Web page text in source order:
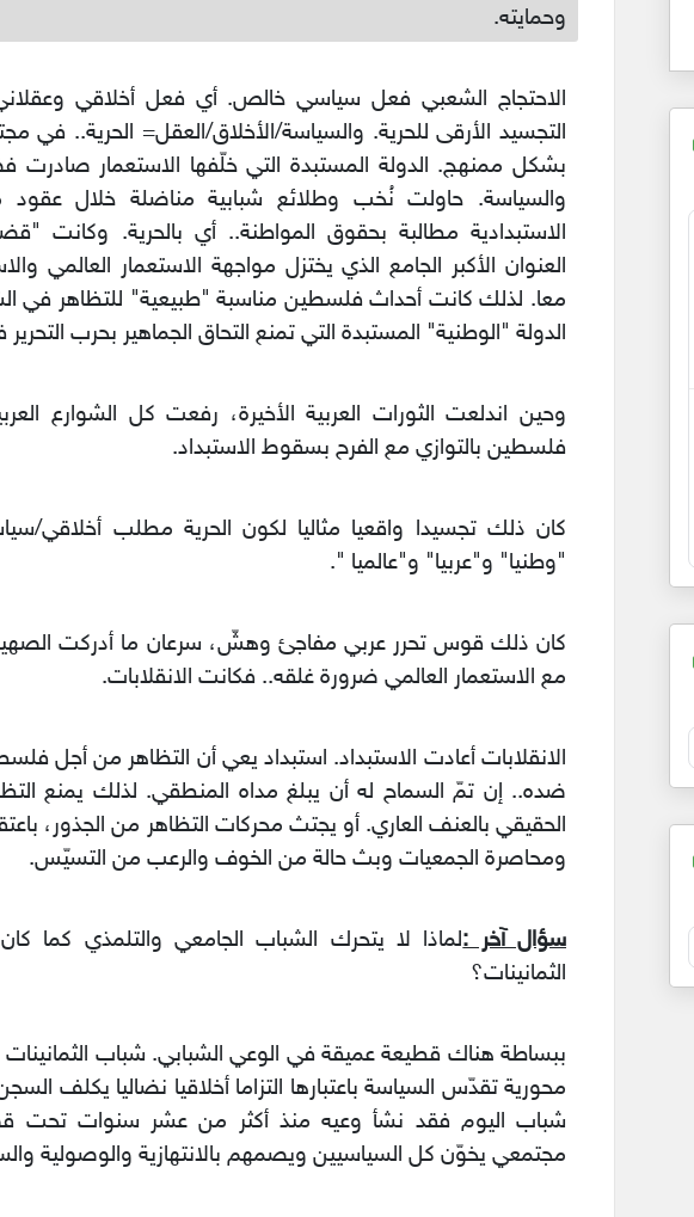
وحمايته.
الاحتجاج الشعبي فعل سياسي خالص. أي فعل أخلاقي
التجسيد الأرقى للحرية. والسياسة/الأخلاق/العقل= الحرية.. في
بشكل ممنهج. الدولة المستبدة التي خلّفها الاستعمار صادرت
والسياسة. حاولت نُخب وطلائع شبابية مناضلة خلال عقود
الاستبدادية مطالبة بحقوق المواطنة.. أي بالحرية. وكانت
العنوان الأكبر الجامع الذي يختزل مواجهة الاستعمار العالمي
معا. لذلك كانت أحداث فلسطين مناسبة "طبيعية" للتظاهر في
الدولة "الوطنية" المستبدة التي تمنع التحاق الجماهير بحرب
وحين اندلعت الثورات العربية الأخيرة، رفعت كل الشوارع
فلسطين بالتوازي مع الفرح بسقوط الاستبداد.
كان ذلك تجسيدا واقعيا مثاليا لكون الحرية مطلب أخلاقي/
"وطنيا" و"عربيا" و"عالميا ".
كان ذلك قوس تحرر عربي مفاجئ وهشّ، سرعان ما أدركت
مع الاستعمار العالمي ضرورة غلقه.. فكانت الانقلابات.
الانقلابات أعادت الاستبداد. استبداد يعي أن التظاهر من أجل
ضده.. إن تمّ السماح له أن يبلغ مداه المنطقي. لذلك يمنع
الحقيقي بالعنف العاري. أو يجتث محركات التظاهر من الجذور،
ومحاصرة الجمعيات وبث حالة من الخوف والرعب من التسيّس.
سؤال آخر :لماذا لا يتحرك الشباب الجامعي والتلمذي كما
الثمانينات؟
ببساطة هناك قطيعة عميقة في الوعي الشبابي. شباب
محورية تقدّس السياسة باعتبارها التزاما أخلاقيا نضاليا يكلف
شباب اليوم فقد نشأ وعيه منذ أكثر من عشر سنوات تحت
مجتمعي يخوّن كل السياسيين ويصمهم بالانتهازية والوصولية